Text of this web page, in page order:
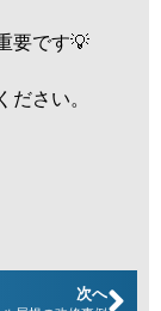
要です💡
さい。
次へ